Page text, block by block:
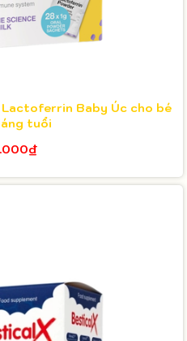
Baby Úc cho bé
tuổi